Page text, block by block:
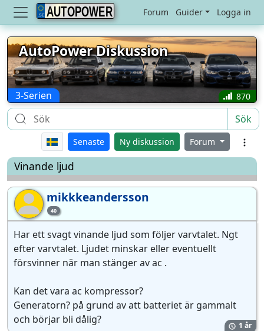
AUTOPOWER Forum Guider Logga in
AutoPower Diskussion
3-Serien 870
Sök
Senaste Ny diskussion Forum
Vinande ljud
mi 40
mikkkeandersson
Har ett svagt vinande ljud som följer varvtalet. Ngt
efter varvtalet. Ljudet minskar eller eventuellt
försvinner när man stänger av ac .
Kan det vara ac kompressor?
Generatorn? på grund av att batteriet är gammalt
och börjar bli dålig?
1 år